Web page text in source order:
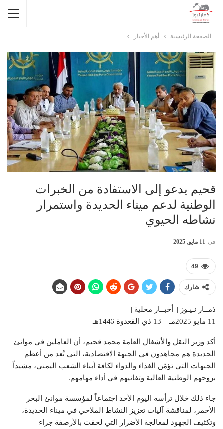
الصفحة الرئيسية أهم الأخبار
قحيم يدعو إلى الاستفادة من الخبرات
الوطنية لدعم ميناء الحديدة واستمرار
نشاطه الحيوي
في 11 مايو, 2025
49
شارك
ذمــار نـيـوز || أخبــار محلية ||
11 مايو 2025مـ – 13 ذي القعدوة 1446هـ
أكد وزير النقل والأشغال العامة محمد قحيم، أن العاملين في موانئ
الحديدة هم مجاهدون في الجبهة الاقتصادية، التي تُعد من أعظم
الجبهات التي تؤمّن الغذاء والدواء لكافة أبناء الشعب اليمني، مشيداً
بروحهم الوطنية العالية وتفانيهم في أداء مهامهم.
جاء ذلك خلال ترأسه اليوم الأحد اجتماعاً لمؤسسة موانئ البحر
الأحمر، لمناقشة آليات تعزيز النشاط الملاحي في ميناء الحديدة،
وتكثيف الجهود لمعالجة الأضرار التي لحقت بالأرصفة جراء